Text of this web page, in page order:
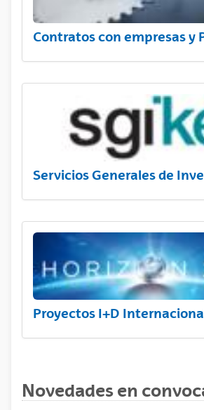
Contratos con empresas y
Servicios Generales de
Proyectos I+D
Novedades en